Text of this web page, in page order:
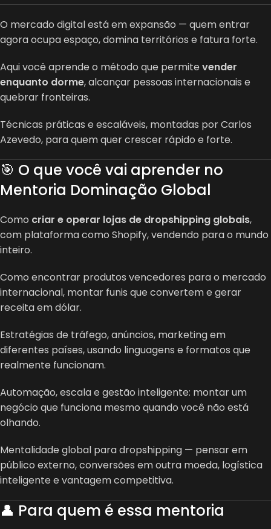
O mercado digital está em expansão — quem entrar
agora ocupa espaço, domina territórios e fatura forte.
Aqui você aprende o método que permite vender
enquanto dorme, alcançar pessoas internacionais e
quebrar fronteiras.
Técnicas práticas e escaláveis, montadas por Carlos
Azevedo, para quem quer crescer rápido e forte.
🎯 O que você vai aprender no
Mentoria Dominação Global
Como criar e operar lojas de dropshipping globais,
com plataforma como Shopify, vendendo para o mundo
inteiro.
Como encontrar produtos vencedores para o mercado
internacional, montar funis que convertem e gerar
receita em dólar.
Estratégias de tráfego, anúncios, marketing em
diferentes países, usando linguagens e formatos que
realmente funcionam.
Automação, escala e gestão inteligente: montar um
negócio que funciona mesmo quando você não está
olhando.
Mentalidade global para dropshipping — pensar em
público externo, conversões em outra moeda, logística
inteligente e vantagem competitiva.
👤 Para quem é essa mentoria